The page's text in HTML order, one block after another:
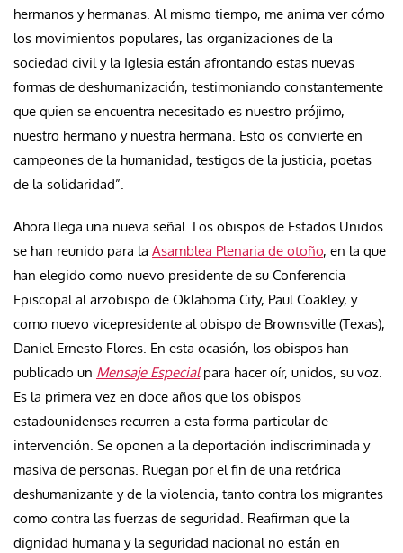
hermanos y hermanas. Al mismo tiempo, me anima ver cómo
los movimientos populares, las organizaciones de la
sociedad civil y la Iglesia están afrontando estas nuevas
formas de deshumanización, testimoniando constantemente
que quien se encuentra necesitado es nuestro prójimo,
nuestro hermano y nuestra hermana. Esto os convierte en
campeones de la humanidad, testigos de la justicia, poetas
de la solidaridad”.
Ahora llega una nueva señal. Los obispos de Estados Unidos
se han reunido para la Asamblea Plenaria de otoño, en la que
han elegido como nuevo presidente de su Conferencia
Episcopal al arzobispo de Oklahoma City, Paul Coakley, y
como nuevo vicepresidente al obispo de Brownsville (Texas),
Daniel Ernesto Flores. En esta ocasión, los obispos han
publicado un Mensaje Especialpara hacer oír, unidos, su voz.
Es la primera vez en doce años que los obispos
estadounidenses recurren a esta forma particular de
intervención. Se oponen a la deportación indiscriminada y
masiva de personas. Ruegan por el fin de una retórica
deshumanizante y de la violencia, tanto contra los migrantes
como contra las fuerzas de seguridad. Reafirman que la
dignidad humana y la seguridad nacional no están en